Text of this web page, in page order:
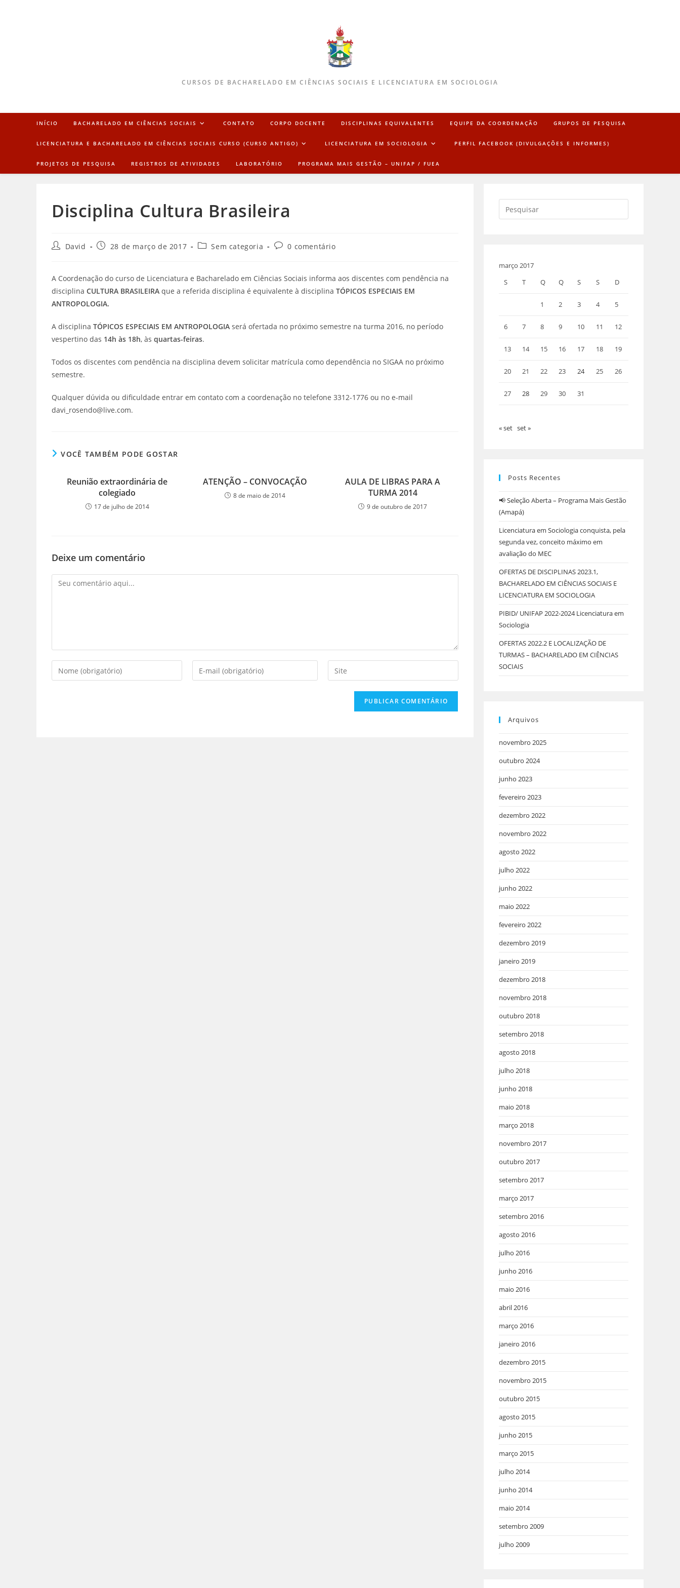
CURSOS DE BACHARELADO EM CIÊNCIAS SOCIAIS E LICENCIATURA EM SOCIOLOGIA
INÍCIO BACHARELADO EM CIÊNCIAS SOCIAIS CONTATO CORPO DOCENTE DISCIPLINAS EQUIVALENTES EQUIPE DA COORDENAÇÃO GRUPOS DE PESQUISA
LICENCIATURA E BACHARELADO EM CIÊNCIAS SOCIAIS CURSO (CURSO ANTIGO) LICENCIATURA EM SOCIOLOGIA PERFIL FACEBOOK (DIVULGAÇÕES E INFORMES)
PROJETOS DE PESQUISA REGISTROS DE ATIVIDADES LABORATÓRIO PROGRAMA MAIS GESTÃO – UNIFAP / FUEA
Disciplina Cultura Brasileira
David 28 de março de 2017 Sem categoria 0 comentário
A Coordenação do curso de Licenciatura e Bacharelado em Ciências Sociais informa aos discentes com pendência na
disciplina CULTURA BRASILEIRA que a referida disciplina é equivalente à disciplina TÓPICOS ESPECIAIS EM
ANTROPOLOGIA.
A disciplina TÓPICOS ESPECIAIS EM ANTROPOLOGIA será ofertada no próximo semestre na turma 2016, no período
vespertino das 14h às 18h, às quartas-feiras.
Todos os discentes com pendência na disciplina devem solicitar matrícula como dependência no SIGAA no próximo
semestre.
Qualquer dúvida ou dificuldade entrar em contato com a coordenação no telefone 3312-1776 ou no e-mail
davi_rosendo@live.com.
VOCÊ TAMBÉM PODE GOSTAR
Reunião extraordinária de
colegiado
17 de julho de 2014
ATENÇÃO – CONVOCAÇÃO
8 de maio de 2014
AULA DE LIBRAS PARA A
TURMA 2014
9 de outubro de 2017
Deixe um comentário
março 2017
S
T Q Q S S D
1 2 3 4 5
6 7 8 9 10 11 12
13 14 15 16 17 18 19
20 21 22 23 24 25 26
27 28 29 30 31
« set set »
Posts Recentes
📢 Seleção Aberta – Programa Mais Gestão
(Amapá)
Licenciatura em Sociologia conquista, pela
segunda vez, conceito máximo em
avaliação do MEC
OFERTAS DE DISCIPLINAS 2023.1,
BACHARELADO EM CIÊNCIAS SOCIAIS E
LICENCIATURA EM SOCIOLOGIA
PIBID/ UNIFAP 2022-2024 Licenciatura em
Sociologia
OFERTAS 2022.2 E LOCALIZAÇÃO DE
TURMAS – BACHARELADO EM CIÊNCIAS
SOCIAIS
Arquivos
novembro 2025
outubro 2024
junho 2023
fevereiro 2023
dezembro 2022
novembro 2022
agosto 2022
julho 2022
junho 2022
maio 2022
fevereiro 2022
dezembro 2019
janeiro 2019
dezembro 2018
novembro 2018
outubro 2018
setembro 2018
agosto 2018
julho 2018
junho 2018
maio 2018
março 2018
novembro 2017
outubro 2017
setembro 2017
março 2017
setembro 2016
agosto 2016
julho 2016
junho 2016
maio 2016
abril 2016
março 2016
janeiro 2016
dezembro 2015
novembro 2015
outubro 2015
agosto 2015
junho 2015
março 2015
julho 2014
junho 2014
maio 2014
setembro 2009
julho 2009